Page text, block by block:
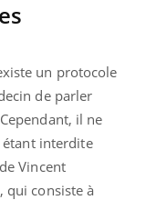
un protocole
de parler
il ne
étant interdite
Vincent
qui consiste à